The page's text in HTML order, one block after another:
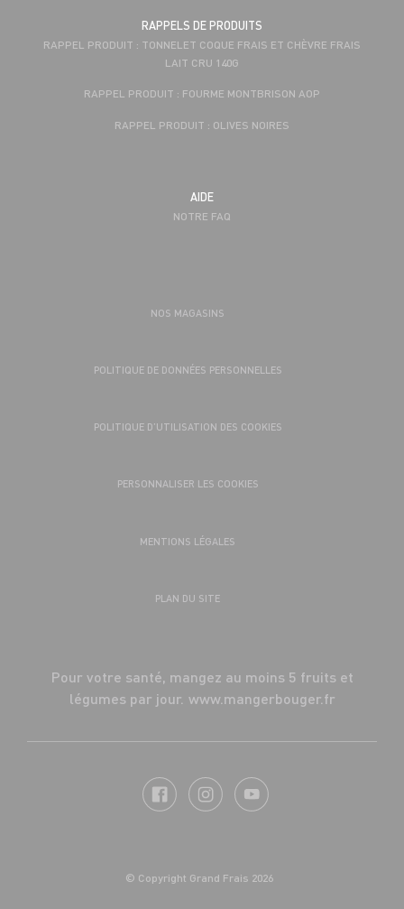
RAPPELS DE PRODUITS
RAPPEL PRODUIT : TONNELET COQUE FRAIS ET CHÈVRE FRAIS
LAIT CRU 140G
RAPPEL PRODUIT : FOURME MONTBRISON AOP
RAPPEL PRODUIT : OLIVES NOIRES
AIDE
NOTRE FAQ
NOS MAGASINS
POLITIQUE DE DONNÉES PERSONNELLES
POLITIQUE D’UTILISATION DES COOKIES
PERSONNALISER LES COOKIES
MENTIONS LÉGALES
PLAN DU SITE
Pour votre santé, mangez au moins 5 fruits et
légumes par jour. www.mangerbouger.fr
© Copyright Grand Frais 2026